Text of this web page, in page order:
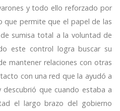
y todo ello reforzado por
que permite que el papel de las
sumisa total a la voluntad de
este control logra buscar su
mantener relaciones con otras
con una red que la ayudó a
que cuando estaba a
el largo brazo del gobierno